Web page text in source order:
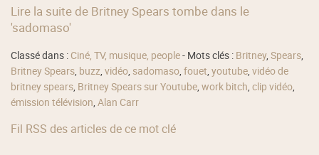
Lire la suite de Britney Spears tombe dans le
'sadomaso'
Classé dans : Ciné, TV, musique, people- Mots clés : Britney,Spears,
Britney Spears, buzz,vidéo, sadomaso,fouet,youtube,vidéo de
britney spears, Britney Spears sur Youtube,work bitch,clip vidéo,
émission télévision,Alan Carr
Fil RSS des articles de ce mot clé